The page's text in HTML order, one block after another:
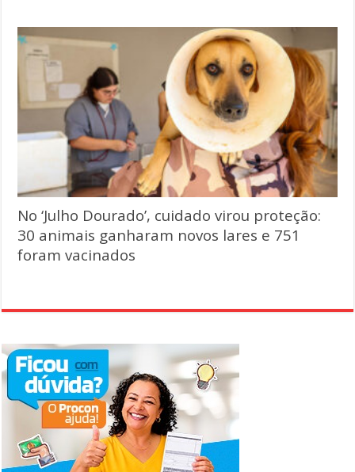
No ‘Julho Dourado’, cuidado virou proteção:
30 animais ganharam novos lares e 751
foram vacinados